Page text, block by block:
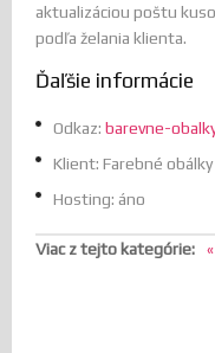
aktualizáciou poštu
podľa želania klienta.
Ďaľšie informácie
Odkaz: barevne-
Klient: Farebné obálky
Hosting: áno
Viac z tejto kategórie: